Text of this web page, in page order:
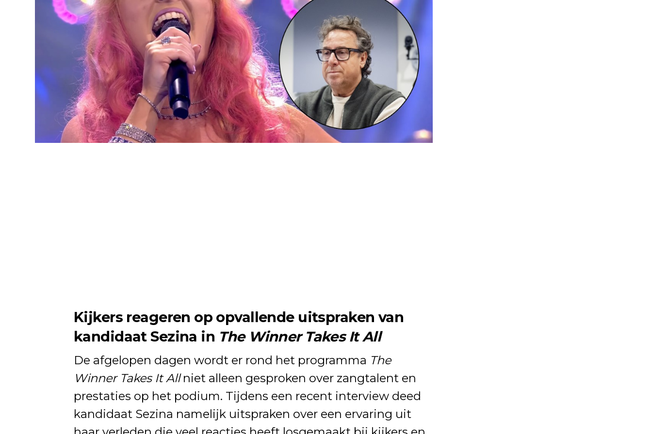
Kijkers reageren op opvallende uitspraken van
kandidaat Sezina in The Winner Takes It All
De afgelopen dagen wordt er rond het programma The
Winner Takes It Allniet alleen gesproken over zangtalent en
prestaties op het podium. Tijdens een recent interview deed
kandidaat Sezina namelijk uitspraken over een ervaring uit